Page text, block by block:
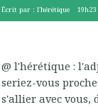
Écrit par : l'hérétique 19h23
@ l'hérétique :
seriez-vous
s'allier avec vous,